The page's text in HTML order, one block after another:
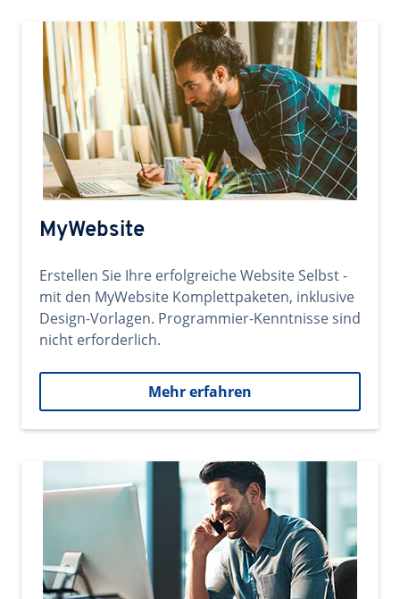
MyWebsite
Erstellen Sie Ihre erfolgreiche Website Selbst -
mit den MyWebsite Komplettpaketen, inklusive
Design-Vorlagen. Programmier-Kenntnisse sind
nicht erforderlich.
Mehr erfahren